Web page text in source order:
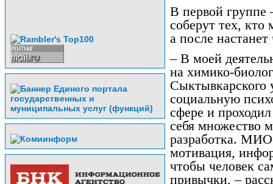
В первой группе
соберут тех, кто
а после
– В моей
на химико-
Сыктывкарского
социальную
сфере и
себя множество
разработка.
мотивация,
чтобы человек
привычки, –